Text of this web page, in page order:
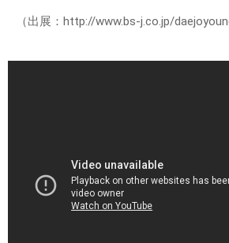
（出展：http://www.bs-j.co.jp/